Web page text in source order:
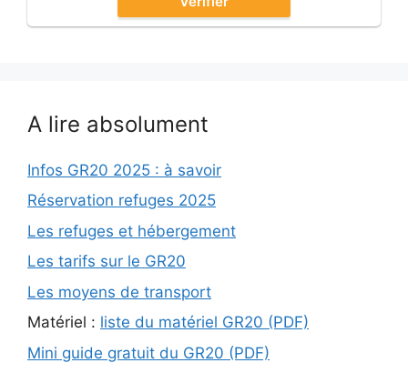
A lire absolument
Infos GR20 2025 : à savoir
Réservation refuges 2025
Les refuges et hébergement
Les tarifs sur le GR20
Les moyens de transport
Matériel : liste du matériel GR20 (PDF)
Mini guide gratuit du GR20 (PDF)